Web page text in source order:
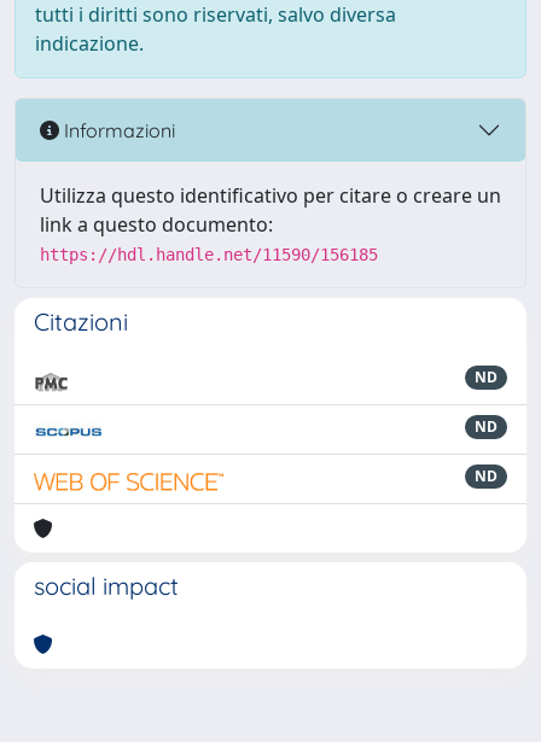
tutti i diritti sono riservati, salvo diversa
indicazione.
Informazioni
Utilizza questo identificativo per citare o creare un
link a questo documento:
https://hdl.handle.net/11590/156185
Citazioni
ND
ND
ND
social impact